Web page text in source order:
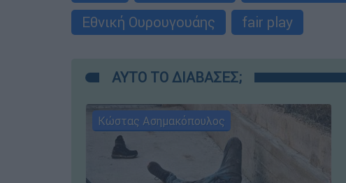
Εθνική Ουρουγουάης
fair play
ΑΥΤΟ ΤΟ ΔΙΑΒΑΣΕΣ;
Κώστας Ασημακόπουλος